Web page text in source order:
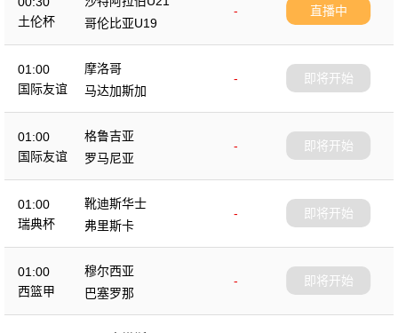
土伦杯
-
哥伦比亚U19
直播中
01:00
国际友谊
摩洛哥
-
马达加斯加
即将开始
01:00
国际友谊
格鲁吉亚
-
罗马尼亚
即将开始
01:00
瑞典杯
靴迪斯华士
-
弗里斯卡
即将开始
01:00
西篮甲
穆尔西亚
-
巴塞罗那
即将开始